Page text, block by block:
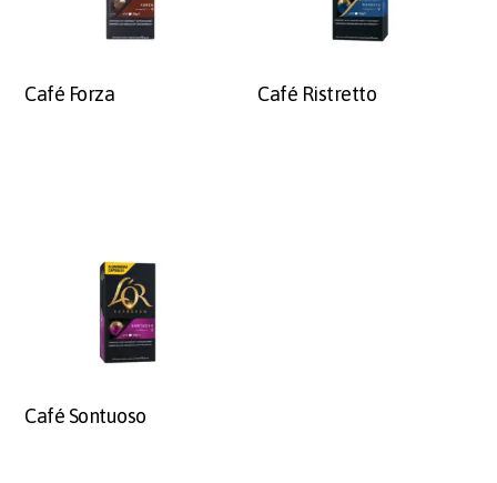
Café Forza Café Ristretto
Café Sontuoso